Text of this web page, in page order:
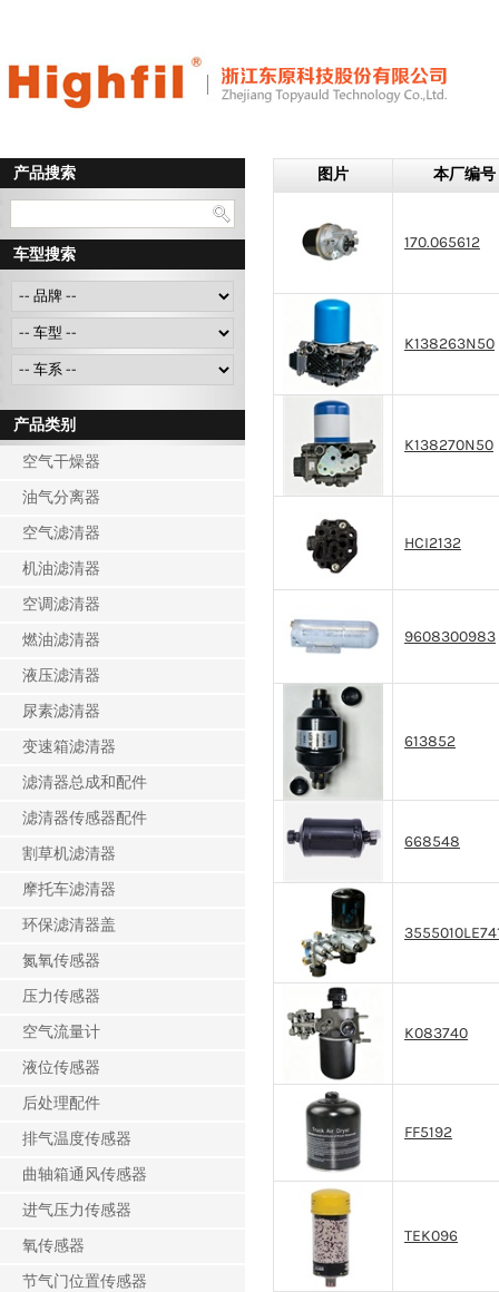
产品搜索
车型搜索
产品类别
空气干燥器
油气分离器
空气滤清器
机油滤清器
空调滤清器
燃油滤清器
液压滤清器
尿素滤清器
变速箱滤清器
滤清器总成和配件
滤清器传感器配件
割草机滤清器
摩托车滤清器
环保滤清器盖
氮氧传感器
压力传感器
空气流量计
液位传感器
后处理配件
排气温度传感器
曲轴箱通风传感器
进气压力传感器
氧传感器
节气门位置传感器
图片 本厂编号
170.065612
K138263N50
K138270N50
HCI2132
9608300983
613852
668548
K083740
FF5192
TEK096